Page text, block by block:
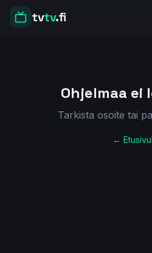
tvtv.fi
Ohjelmaa
Tarkista osoite tai
←